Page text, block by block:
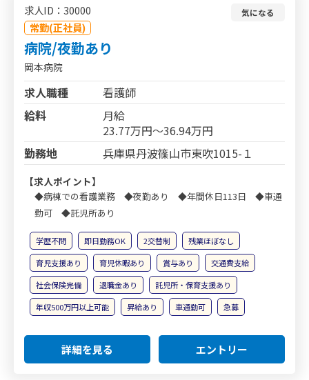
求人ID：30000
常勤(正社員)
気になる
病院/夜勤あり
岡本病院
求人職種
看護師
給料
月給
23.77万円～36.94万円
勤務地
兵庫県丹波篠山市東吹1015-１
【求人ポイント】
◆病棟での看護業務 ◆夜勤あり ◆年間休日113日 ◆車通
勤可 ◆託児所あり
学歴不問 即日勤務OK 2交替制
残業ほぼなし
育児支援あり
育児休暇あり 賞与あり
交通費支給
社会保険完備
退職金あり
託児所・保育支援あり
年収500万円以上可能
昇給あり 車通勤可 急募
詳細を見る エントリー